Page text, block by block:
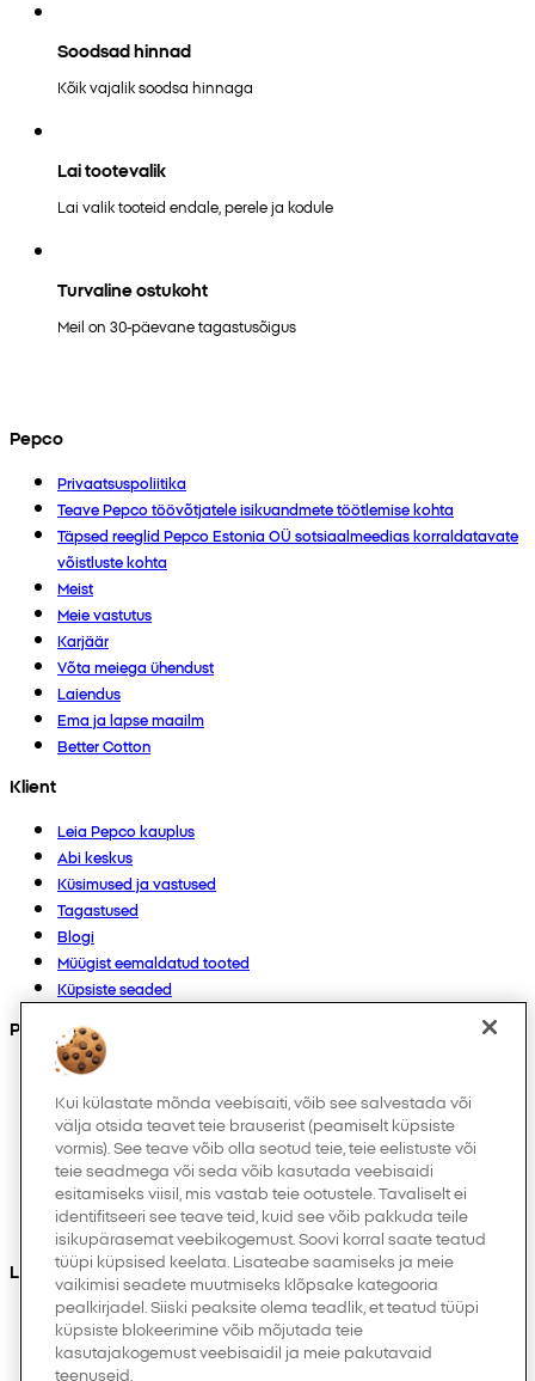
Soodsad hinnad
Kõik vajalik soodsa hinnaga
Lai tootevalik
Lai valik tooteid endale, perele ja kodule
Turvaline ostukoht
Meil on 30-päevane tagastusõigus
Pepco
Privaatsuspoliitika
Teave Pepco töövõtjatele isikuandmete töötlemise kohta
Täpsed reeglid Pepco Estonia OÜ sotsiaalmeedias korraldatavate
võistluste kohta
Meist
Meie vastutus
Karjäär
Võta meiega ühendust
Laiendus
Ema ja lapse maailm
Better Cotton
Klient
Leia Pepco kauplus
Abi keskus
Küsimused ja vastused
Tagastused
Blogi
Müügist eemaldatud tooted
Küpsiste seaded
Products
Kollektsioonid
Imikutele
Laps
Kodukaubad
Naistele
Meestele
Muud
Leiad meid ka
Kui külastate mõnda veebisaiti, võib see salvestada või
välja otsida teavet teie brauserist (peamiselt küpsiste
vormis). See teave võib olla seotud teie, teie eelistuste või
teie seadmega või seda võib kasutada veebisaidi
esitamiseks viisil, mis vastab teie ootustele. Tavaliselt ei
identifitseeri see teave teid, kuid see võib pakkuda teile
isikupärasemat veebikogemust. Soovi korral saate teatud
tüüpi küpsised keelata. Lisateabe saamiseks ja meie
vaikimisi seadete muutmiseks klõpsake kategooria
pealkirjadel. Siiski peaksite olema teadlik, et teatud tüüpi
küpsiste blokeerimine võib mõjutada teie
kasutajakogemust veebisaidil ja meie pakutavaid
teenuseid.